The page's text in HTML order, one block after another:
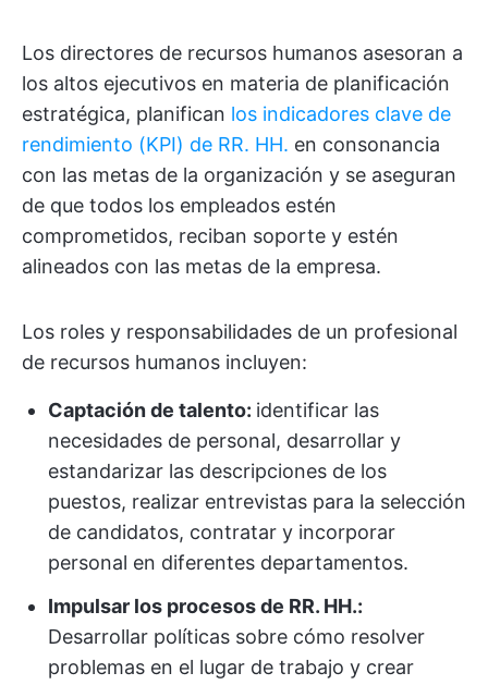
Los directores de recursos humanos asesoran a
los altos ejecutivos en materia de planificación
estratégica, planifican los indicadores clave de
rendimiento (KPI) de RR. HH. en consonancia
con las metas de la organización y se aseguran
de que todos los empleados estén
comprometidos, reciban soporte y estén
alineados con las metas de la empresa.
Los roles y responsabilidades de un profesional
de recursos humanos incluyen:
Captación de talento: identificar las
necesidades de personal, desarrollar y
estandarizar las descripciones de los
puestos, realizar entrevistas para la selección
de candidatos, contratar y incorporar
personal en diferentes departamentos.
Impulsar los procesos de RR. HH.:
Desarrollar políticas sobre cómo resolver
problemas en el lugar de trabajo y crear